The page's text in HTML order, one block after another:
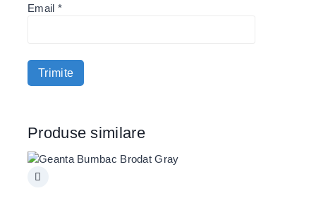
Email *
Produse similare